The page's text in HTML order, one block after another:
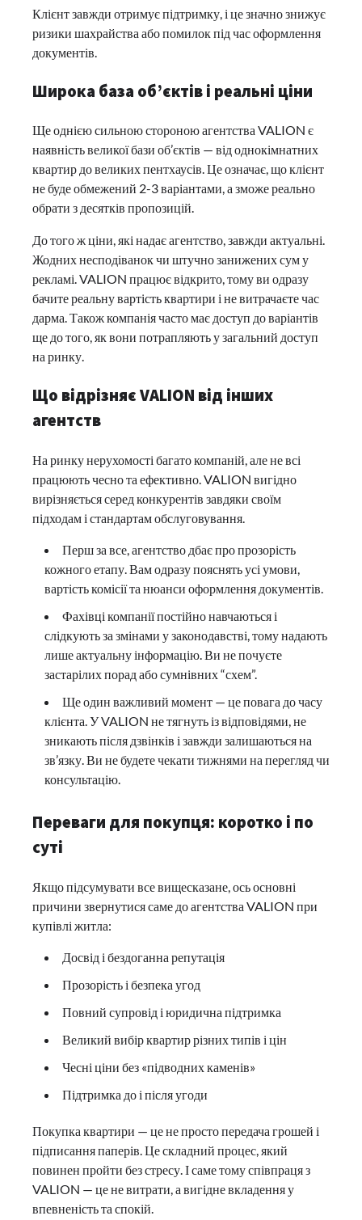
Клієнт завжди отримує підтримку, і це значно знижує
ризики шахрайства або помилок під час оформлення
документів.
Широка база об’єктів і реальні ціни
Ще однією сильною стороною агентства VALION є
наявність великої бази об’єктів — від однокімнатних
квартир до великих пентхаусів. Це означає, що клієнт
не буде обмежений 2-3 варіантами, а зможе реально
обрати з десятків пропозицій.
До того ж ціни, які надає агентство, завжди актуальні.
Жодних несподіванок чи штучно занижених сум у
рекламі. VALION працює відкрито, тому ви одразу
бачите реальну вартість квартири і не витрачаєте час
дарма. Також компанія часто має доступ до варіантів
ще до того, як вони потрапляють у загальний доступ
на ринку.
Що відрізняє VALION від інших
агентств
На ринку нерухомості багато компаній, але не всі
працюють чесно та ефективно. VALION вигідно
вирізняється серед конкурентів завдяки своїм
підходам і стандартам обслуговування.
Перш за все, агентство дбає про прозорість
кожного етапу. Вам одразу пояснять усі умови,
вартість комісії та нюанси оформлення документів.
Фахівці компанії постійно навчаються і
слідкують за змінами у законодавстві, тому надають
лише актуальну інформацію. Ви не почуєте
застарілих порад або сумнівних “схем”.
Ще один важливий момент — це повага до часу
клієнта. У VALION не тягнуть із відповідями, не
зникають після дзвінків і завжди залишаються на
зв’язку. Ви не будете чекати тижнями на перегляд чи
консультацію.
Переваги для покупця: коротко і по
суті
Якщо підсумувати все вищесказане, ось основні
причини звернутися саме до агентства VALION при
купівлі житла:
Досвід і бездоганна репутація
Прозорість і безпека угод
Повний супровід і юридична підтримка
Великий вибір квартир різних типів і цін
Чесні ціни без «підводних каменів»
Підтримка до і після угоди
Покупка квартири — це не просто передача грошей і
підписання паперів. Це складний процес, який
повинен пройти без стресу. І саме тому співпраця з
VALION — це не витрати, а вигідне вкладення у
впевненість та спокій.